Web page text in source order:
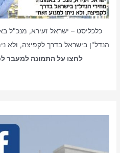
כלכליסט – ישראל זעירא, מנכ"ל
הנדל"ן בישראל בדרך לקפיצה, ולא
לחצו על התמונה למעבר